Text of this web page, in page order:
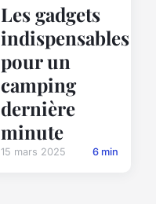
Les gadgets
indispensables
pour un
camping
dernière
minute
15 mars 2025 6 min